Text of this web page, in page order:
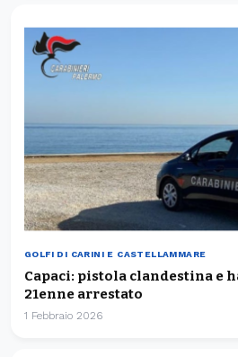
GOLFI DI CARINI E CASTELLAMMARE
Capaci: pistola clandestina e
21enne arrestato
1 Febbraio 2026